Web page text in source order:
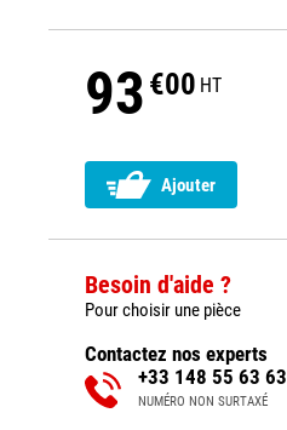
93 €00 HT
Ajouter
Besoin d'aide ?
Pour choisir une pièce
Contactez nos experts
+33 148 55 63 63
NUMÉRO NON SURTAXÉ